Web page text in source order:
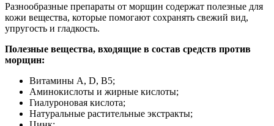
Разнообразные препараты от морщин содержат полезные для
кожи вещества, которые помогают сохранять свежий вид,
упругость и гладкость.
Полезные вещества, входящие в состав средств против
морщин:
Витамины А, D, B5;
Аминокислоты и жирные кислоты;
Гиалуроновая кислота;
Натуральные растительные экстракты;